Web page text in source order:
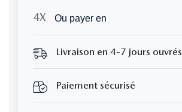
Ou payer en
Livraison en 4-7 jours ouvrés
Paiement sécurisé